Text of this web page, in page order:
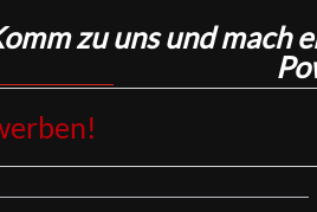
zu uns und mach